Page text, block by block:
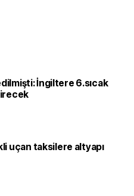
İngiltere 6.sıcak
uçan taksilere altyapı